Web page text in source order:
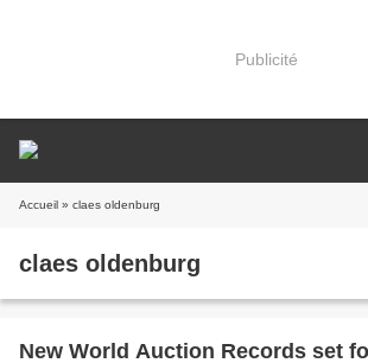
Publicité
Accueil » claes oldenburg
claes oldenburg
New World Auction Records set